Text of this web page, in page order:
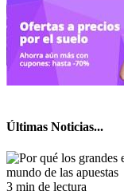
Últimas Noticias...
3 min de lectura